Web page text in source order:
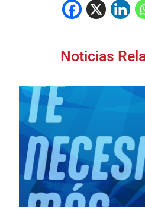
Noticias